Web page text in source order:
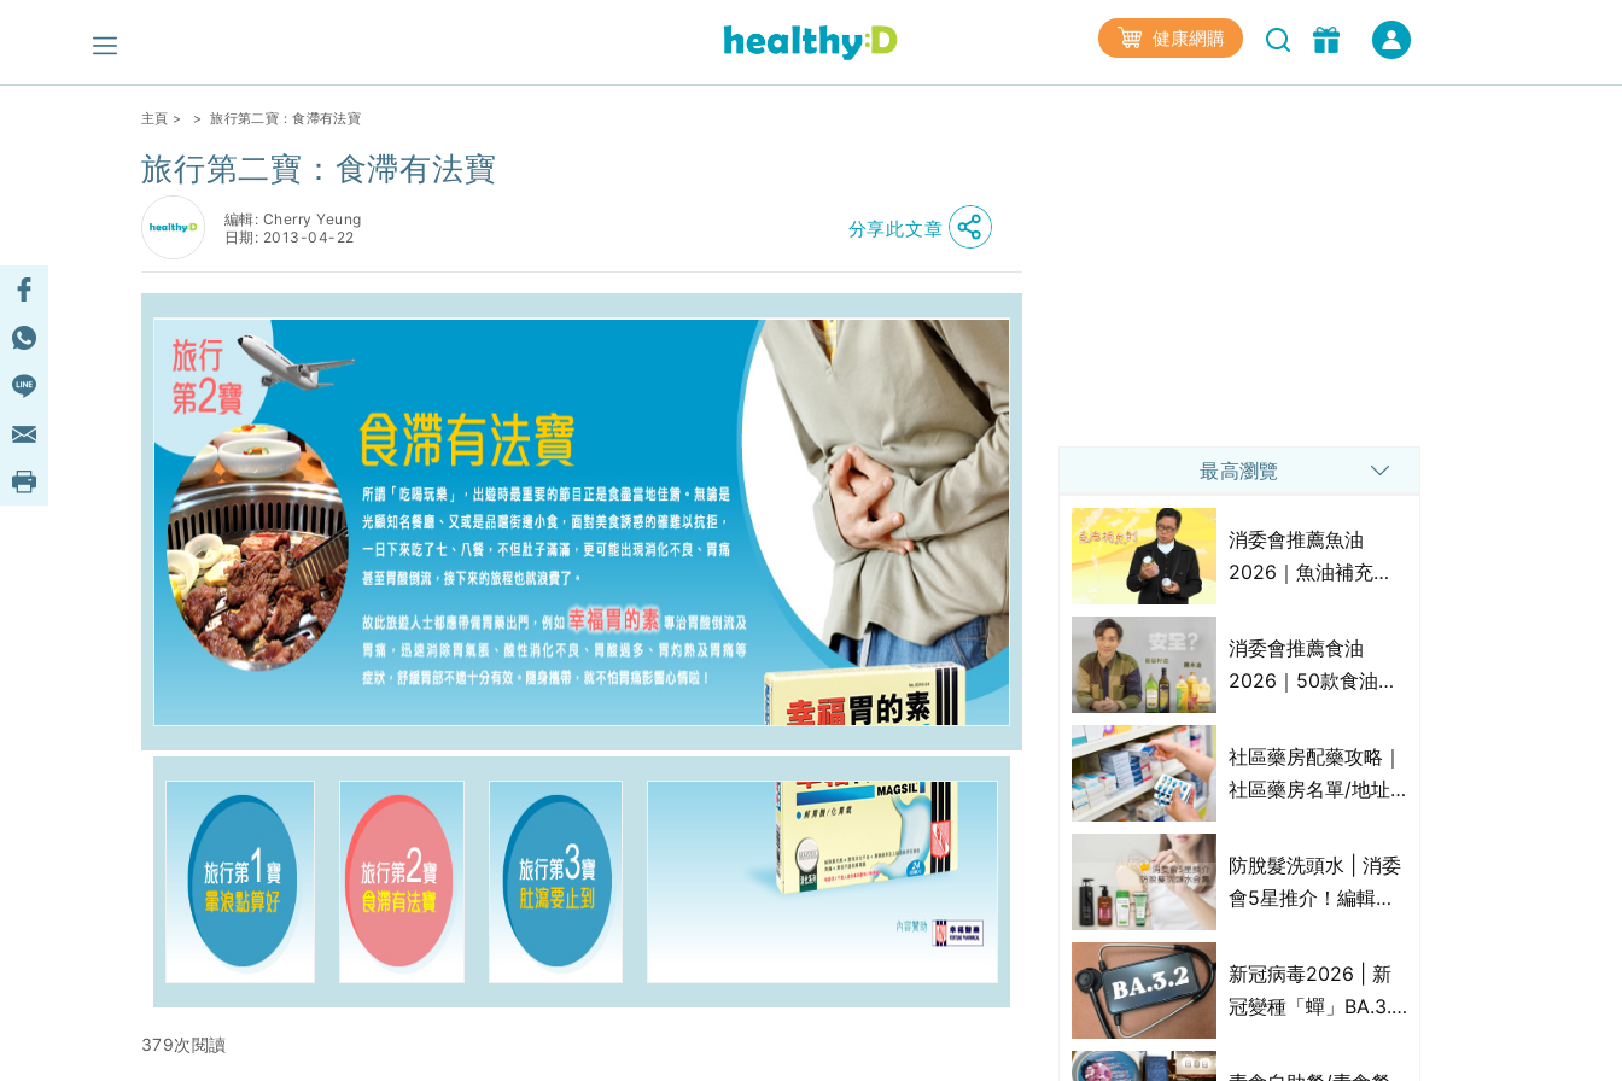
健康網購
主頁 > > 旅行第二寶：食滯有法寶
旅行第二寶：食滯有法寶
編輯: Cherry Yeung
日期: 2013-04-22
分享此文章
379次閱讀
最高瀏覽
消委會推薦魚油
2026｜魚油補充劑
名單｜附1款國際魚
油標準5星認證 針對
消委會推薦食油
2026｜50款食油評
物｜21款健康煮食油
總評達5星滿分名單
花籽油/花生油等)
社區藥房配藥攻略｜
社區藥房名單/地址/
法一覽表｜社區藥房
是甚麼？可以申請藥
防脫髮洗頭水 | 消委
會5星推介！編輯加
比較：位元堂、呂、
PANTOGAR、純素
新冠病毒2026 | 新
冠變種「蟬」BA.3.2
播、風險與預防方法